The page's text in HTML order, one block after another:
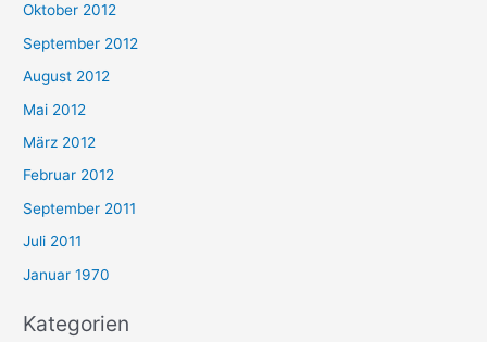
Oktober 2012
September 2012
August 2012
Mai 2012
März 2012
Februar 2012
September 2011
Juli 2011
Januar 1970
Kategorien